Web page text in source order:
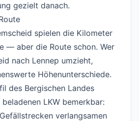
gezielt danach.
spielen die Kilometer
— aber die Route schon. Wer
nach Lennep umzieht,
Höhenunterschiede.
des Bergischen Landes
LKW bemerkbar:
verlangsamen